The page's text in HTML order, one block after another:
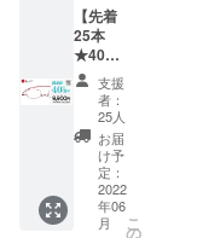
る返
品・返
金はお
受けい
たしか
ねま
す。 そ
の他の
注事項
につい
ては
「リス
１ヶ月
以内の
レンズ
度数交
換 初回
無償 [ご
注意] ※
製造状
況によ
り出荷
時期が
遅れる
無償 [ご
注意] ※
製造状
況によ
り出荷
時期が
遅れる
場合、
早急に
ご連絡
致しま
す。 ※
証・ア
フター
サポー
ト] ★フ
レー
ム・レ
ンズ 1
年間保
証 ★度
数が合
わな
かった
い。
【オー
ダーレ
ンズ】
処方箋
やレン
ズ情報
も別注
で承り
ます(詳
細はお
問合せ
度数違
いも追
加料金
なしで
対応可
能で
す。ご
希望の
方はご
希望リ
ターン
いませ
ん。
【選べ
る度
数】
A:+1.00
〜
G:4.00
の標準
レンズ
度数か
らお選
供 ・
ペー
パーグ
ラス・
ライト
本体（1
本） ・
専用
ケース
（1個）
・メガ
ネ拭き
【先着
25本
★40％
OFF】
ペー
パーグ
ラス・
ライト
スクエ
（レッ
ド） 通
支援
者：
25人
お届
け予
定：
2022
年06
月
こ
の